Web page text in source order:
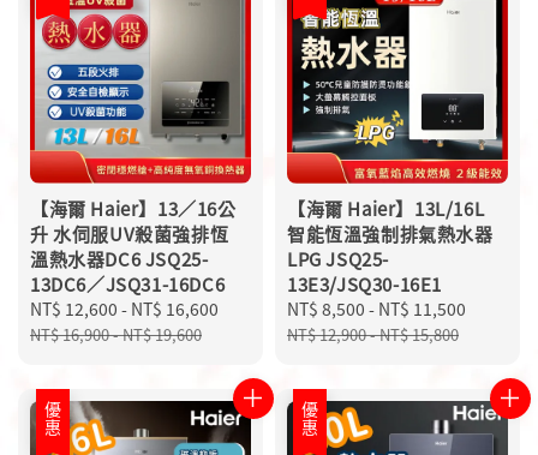
【海爾 Haier】13／16公
升 水伺服UV殺菌強排恆
溫熱水器DC6 JSQ25-
13DC6／JSQ31-16DC6
Sale
price
NT$ 12,600 - NT$ 16,600
Regular
NT$ 16,900-NT$ 19,600
【海爾 Haier】13L/16L
智能恆溫強制排氣熱水器
LPG JSQ25-
13E3/JSQ30-16E1
Sale
price
NT$ 8,500 - NT$ 11,500
NT$ 12,900-NT$ 15,800
優惠 優惠